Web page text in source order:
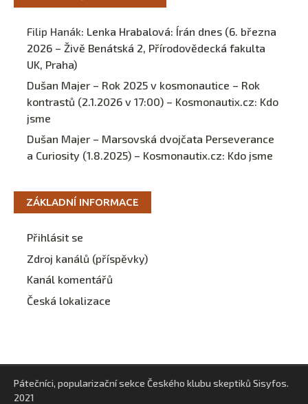
Filip Hanák: Lenka Hrabalová: Írán dnes (6. března
2026 – Živě Benátská 2, Přírodovědecká fakulta
UK, Praha)
Dušan Majer – Rok 2025 v kosmonautice – Rok
kontrastů (2.1.2026 v 17:00) – Kosmonautix.cz: Kdo
jsme
Dušan Majer – Marsovská dvojčata Perseverance
a Curiosity (1.8.2025) – Kosmonautix.cz: Kdo jsme
ZÁKLADNÍ INFORMACE
Přihlásit se
Zdroj kanálů (příspěvky)
Kanál komentářů
Česká lokalizace
Pátečníci, popularizační sekce Českého klubu skeptiků Sisyfos.
2021